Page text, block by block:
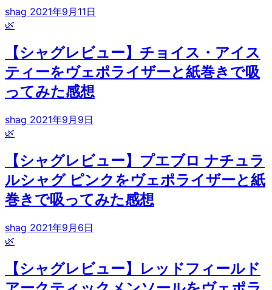
shag 2021年9月11日
🌿
【シャグレビュー】チョイス・アイス
ティーをヴェポライザーと紙巻きで吸
ってみた感想
shag 2021年9月9日
🌿
【シャグレビュー】プエブロ ナチュラ
ルシャグ ピンクをヴェポライザーと紙
巻きで吸ってみた感想
shag 2021年9月6日
🌿
【シャグレビュー】レッドフィールド